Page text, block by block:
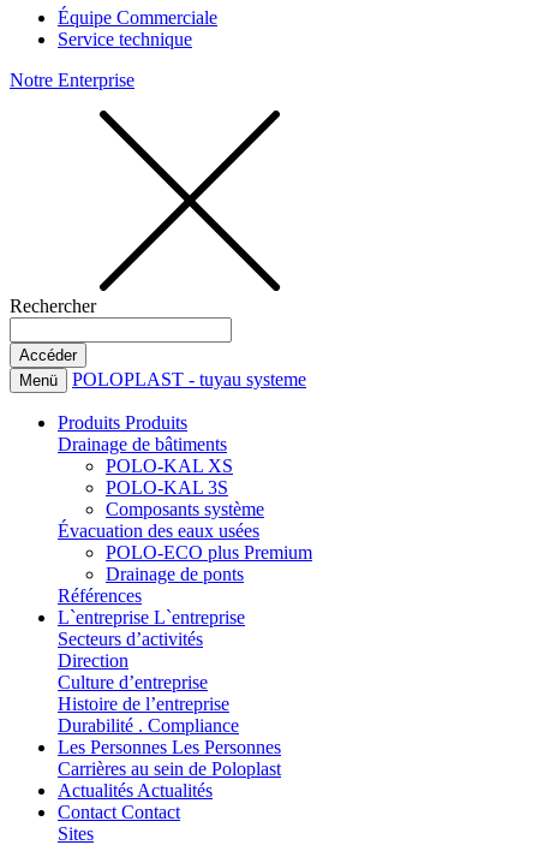
Équipe Commerciale
Service technique
Notre Enterprise
Rechercher
Menü POLOPLAST - tuyau systeme
Produits Produits
Drainage de bâtiments
POLO-KAL XS
POLO-KAL 3S
Composants système
Évacuation des eaux usées
POLO-ECO plus Premium
Drainage de ponts
Références
L`entreprise L`entreprise
Secteurs d’activités
Direction
Culture d’entreprise
Histoire de l’entreprise
Durabilité . Compliance
Les Personnes Les Personnes
Carrières au sein de Poloplast
Actualités Actualités
Contact Contact
Sites